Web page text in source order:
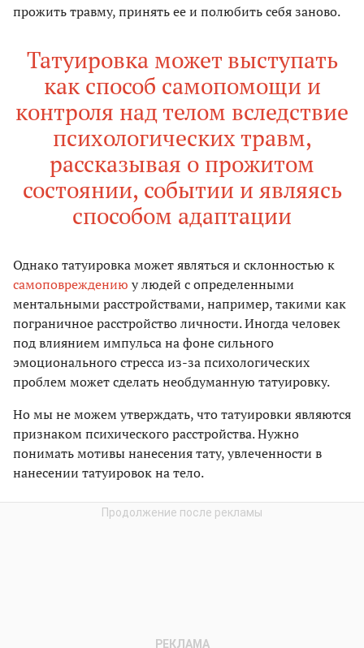
прожить травму, принять ее и полюбить себя заново.
Татуировка может выступать
как способ самопомощи и
контроля над телом вследствие
психологических травм,
рассказывая о прожитом
состоянии, событии и являясь
способом адаптации
Однако татуировка может являться и склонностью к
самоповреждению у людей с определенными
ментальными расстройствами, например, такими как
пограничное расстройство личности. Иногда человек
под влиянием импульса на фоне сильного
эмоционального стресса из-за психологических
проблем может сделать необдуманную татуировку.
Но мы не можем утверждать, что татуировки являются
признаком психического расстройства. Нужно
понимать мотивы нанесения тату, увлеченности в
нанесении татуировок на тело.